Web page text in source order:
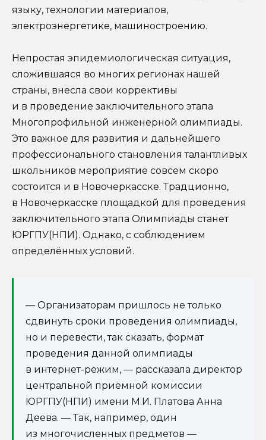
языку, технологии материалов,
электроэнергетике, машиностроению.
Непростая эпидемиологическая ситуация,
сложившаяся во многих регионах нашей
страны, внесла свои коррективы
и в проведение заключительного этапа
Многопрофильной инженерной олимпиады.
Это важное для развития и дальнейшего
профессионального становления талантливых
школьников мероприятие совсем скоро
состоится и в Новочеркасске. Традционно,
в Новочеркасске площадкой для проведения
заключительного этапа Олимпиады станет
ЮРГПУ(НПИ). Однако, с соблюдением
определённых условий.
— Организаторам пришлось не только
сдвинуть сроки проведения олимпиады,
но и перевести, так сказать, формат
проведения данной олимпиады
в интернет-режим, — рассказала директор
центральной приёмной комиссии
ЮРГПУ(НПИ) имени М.И. Платова Анна
Деева. — Так, например, один
из многочисленных предметов —